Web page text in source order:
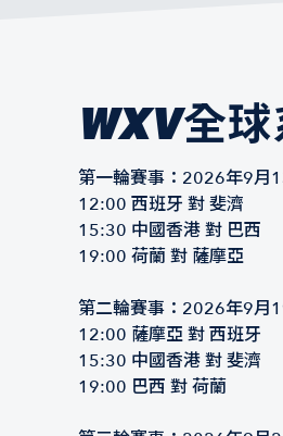
WXV全
第一輪賽事：2026年9月
12:00 西班牙 對 斐濟
15:30 中國香港 對 巴西
19:00 荷蘭 對 薩摩亞
第二輪賽事：2026年9月
12:00 薩摩亞 對 西班牙
15:30 中國香港 對 斐濟
19:00 巴西 對 荷蘭